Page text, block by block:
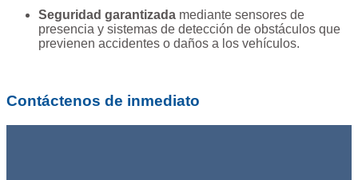
Seguridad garantizada mediante sensores de
presencia y sistemas de detección de obstáculos que
previenen accidentes o daños a los vehículos.
Contáctenos de inmediato